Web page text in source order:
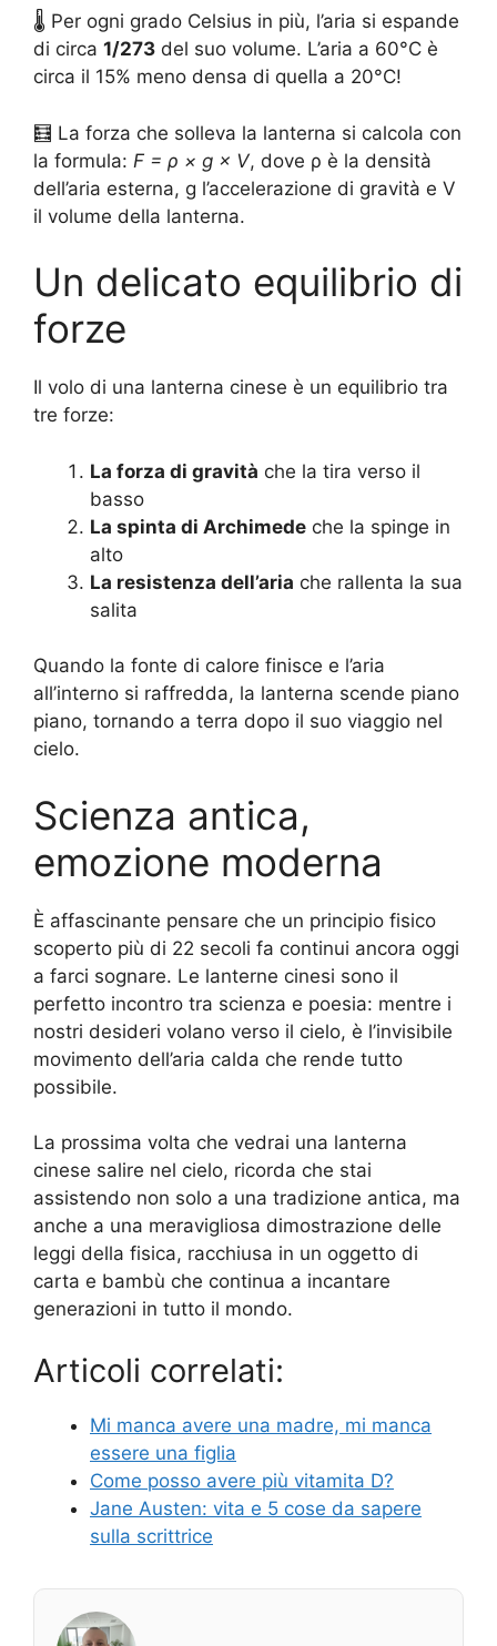
🌡️ Per ogni grado Celsius in più, l’aria si espande
di circa 1/273 del suo volume. L’aria a 60°C è
circa il 15% meno densa di quella a 20°C!
🧮 La forza che solleva la lanterna si calcola con
la formula: F = ρ × g × V, dove ρ è la densità
dell’aria esterna, g l’accelerazione di gravità e V
il volume della lanterna.
Un delicato equilibrio di
forze
Il volo di una lanterna cinese è un equilibrio tra
tre forze:
La forza di gravità che la tira verso il
basso
La spinta di Archimede che la spinge in
alto
La resistenza dell’aria che rallenta la sua
salita
Quando la fonte di calore finisce e l’aria
all’interno si raffredda, la lanterna scende piano
piano, tornando a terra dopo il suo viaggio nel
cielo.
Scienza antica,
emozione moderna
È affascinante pensare che un principio fisico
scoperto più di 22 secoli fa continui ancora oggi
a farci sognare. Le lanterne cinesi sono il
perfetto incontro tra scienza e poesia: mentre i
nostri desideri volano verso il cielo, è l’invisibile
movimento dell’aria calda che rende tutto
possibile.
La prossima volta che vedrai una lanterna
cinese salire nel cielo, ricorda che stai
assistendo non solo a una tradizione antica, ma
anche a una meravigliosa dimostrazione delle
leggi della fisica, racchiusa in un oggetto di
carta e bambù che continua a incantare
generazioni in tutto il mondo.
Articoli correlati:
Mi manca avere una madre, mi manca
essere una figlia
Come posso avere più vitamita D?
Jane Austen: vita e 5 cose da sapere
sulla scrittrice